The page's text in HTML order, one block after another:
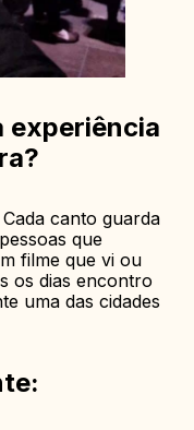
experiência
canto guarda
que
filme que vi ou
os dias encontro
uma das cidades